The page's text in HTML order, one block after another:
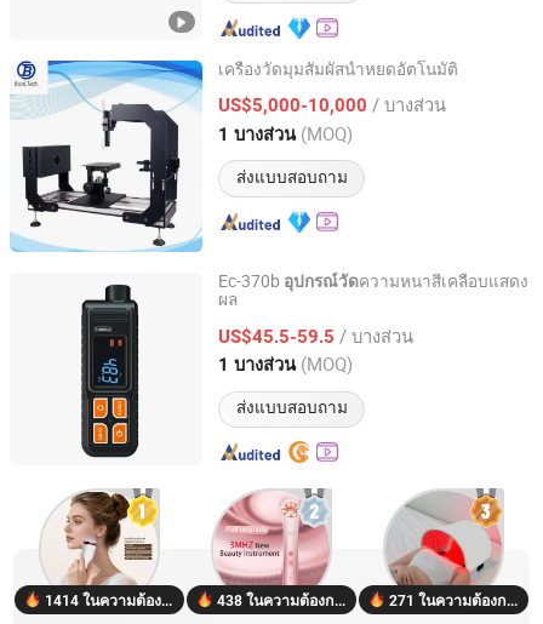
เครื่องวัดมุมสัมผัสน้ำหยดอัตโนมัติ
US$5,000-10,000 / บางส่วน
1 บางส่วน (MOQ)
ส่งแบบสอบถาม
Jinan Boni Technology Co., Ltd
Shandong, China อัตราจาก 2023
Ec-370b อุปกรณ์วัดความหนาสีเคลือบแสดง
ผล
US$45.5-59.5 / บางส่วน
1 บางส่วน (MOQ)
ส่งแบบสอบถาม
Shenzhen Yowexa Measurement Technology Co., Ltd.
Guangdong, China อัตราจาก 2015
1414 ในความต้องการ 438 ในความต้องการ 271 ในความต้องการ